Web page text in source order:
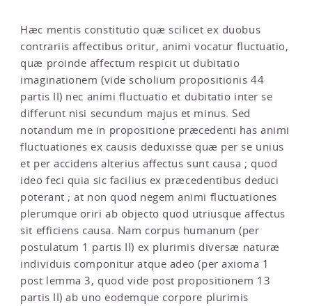
Hæc mentis constitutio quæ scilicet ex duobus
contrariis affectibus oritur, animi vocatur fluctuatio,
quæ proinde affectum respicit ut dubitatio
imaginationem (vide scholium propositionis 44
partis II) nec animi fluctuatio et dubitatio inter se
differunt nisi secundum majus et minus. Sed
notandum me in propositione præcedenti has animi
fluctuationes ex causis deduxisse quæ per se unius
et per accidens alterius affectus sunt causa ; quod
ideo feci quia sic facilius ex præcedentibus deduci
poterant ; at non quod negem animi fluctuationes
plerumque oriri ab objecto quod utriusque affectus
sit efficiens causa. Nam corpus humanum (per
postulatum 1 partis II) ex plurimis diversæ naturæ
individuis componitur atque adeo (per axioma 1
post lemma 3, quod vide post propositionem 13
partis II) ab uno eodemque corpore plurimis